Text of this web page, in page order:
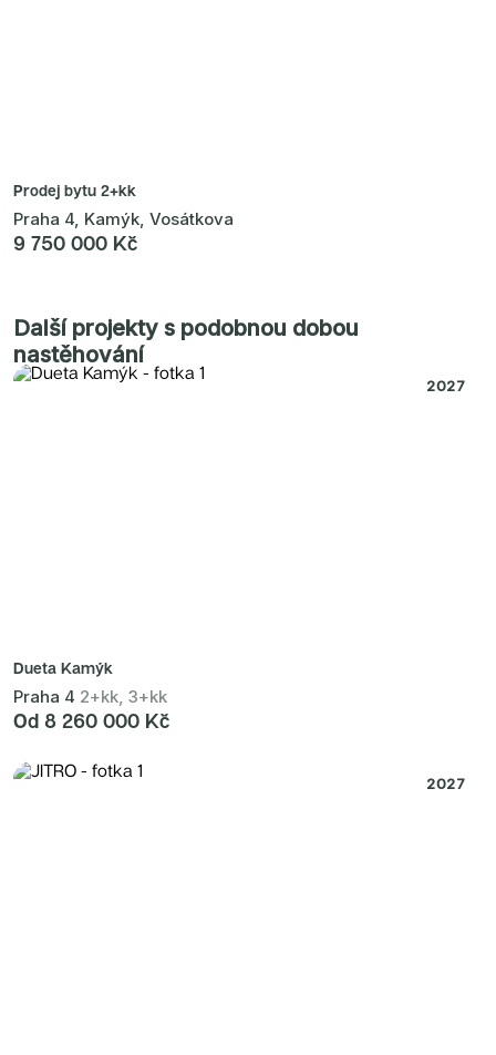
Prodej bytu 2+kk
Praha 4, Kamýk, Vosátkova
9 750 000 Kč
Další projekty s podobnou dobou
nastěhování
2027
Dueta Kamýk
Praha 4 2+kk, 3+kk
Od 8 260 000 Kč
2027